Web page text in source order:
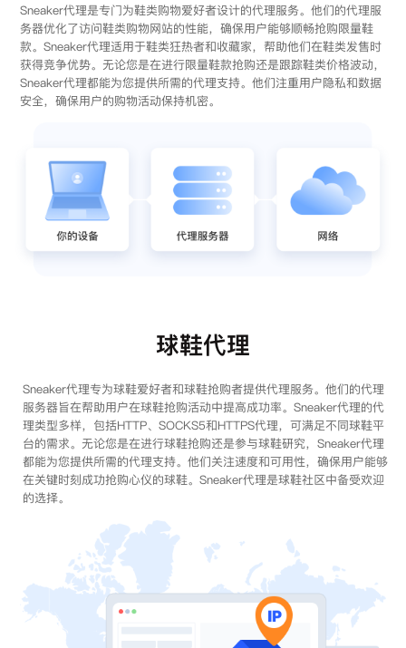
Sneaker代理是专门为鞋类购物爱好者设计的代理服务。他们的代理服
务器优化了访问鞋类购物网站的性能，确保用户能够顺畅抢购限量鞋
款。Sneaker代理适用于鞋类狂热者和收藏家，帮助他们在鞋类发售时
获得竞争优势。无论您是在进行限量鞋款抢购还是跟踪鞋类价格波动，
Sneaker代理都能为您提供所需的代理支持。他们注重用户隐私和数据
安全，确保用户的购物活动保持机密。
球鞋代理
Sneaker代理专为球鞋爱好者和球鞋抢购者提供代理服务。他们的代理
服务器旨在帮助用户在球鞋抢购活动中提高成功率。Sneaker代理的代
理类型多样，包括HTTP、SOCKS5和HTTPS代理，可满足不同球鞋平
台的需求。无论您是在进行球鞋抢购还是参与球鞋研究，Sneaker代理
都能为您提供所需的代理支持。他们关注速度和可用性，确保用户能够
在关键时刻成功抢购心仪的球鞋。Sneaker代理是球鞋社区中备受欢迎
的选择。